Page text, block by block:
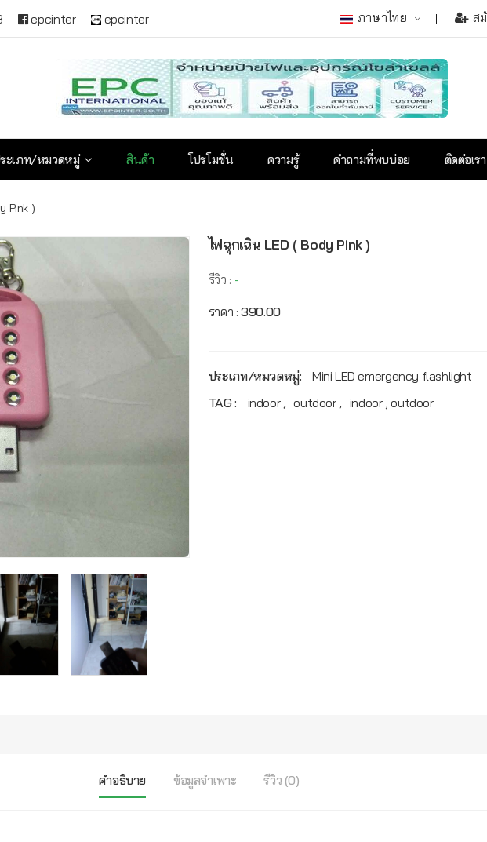
epcinter epcinter ภาษาไทย ส
ะเภท/หมวดหมู่ สินค้า โปรโมชั่น ความรู้ คำถามที่พบบ่อย ติดต่อเรา
Pink )
ไฟฉุกเฉิน LED ( Body Pink )
รีวิว : -
ราคา :390.00
ประเภท/หมวดหมู่:
Mini LED emergency flashlight
TAG :
indoor, outdoor, indoor , outdoor
คำอธิบาย ข้อมูลจำเพาะ รีวิว (0)